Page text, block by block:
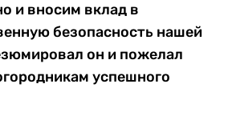
и вносим вклад в
безопасность нашей
он и пожелал
успешного